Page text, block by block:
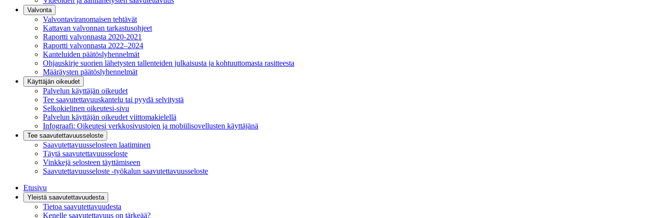
Valvonta
Valvontaviranomaisen tehtävät
Kattavan valvonnan tarkastusohjeet
Raportti valvonnasta 2020-2021
Raportti valvonnasta 2022–2024
Kanteluiden päätöslyhennelmät
Ohjauskirje suorien lähetysten tallenteiden julkaisusta ja kohtuuttomasta rasitteesta
Määräysten päätöslyhennelmät
Käyttäjän oikeudet
Palvelun käyttäjän oikeudet
Tee saavutettavuuskantelu tai pyydä selvitystä
Selkokielinen oikeutesi-sivu
Palvelun käyttäjän oikeudet viittomakielellä
Infograafi: Oikeutesi verkkosivustojen ja mobiilisovellusten käyttäjänä
Tee saavutettavuusseloste
Saavutettavuus­selosteen laatiminen
Täytä saavutettavuusseloste
Vinkkejä selosteen täyttämiseen
Saavutettavuusseloste -työkalun saavutettavuusseloste
Etusivu
Yleistä saavutettavuudesta
Tietoa saavutettavuudesta
Kenelle saavutettavuus on tärkeää?